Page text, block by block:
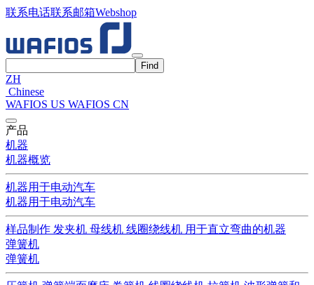
联系电话联系邮箱Webshop
ZH
Chinese
WAFIOS US WAFIOS CN
产品
机器
机器概览
机器用于电动汽车
机器用于电动汽车
样品制作 发夹机 母线机 线圈绕线机 用于直立弯曲的机器
弹簧机
弹簧机